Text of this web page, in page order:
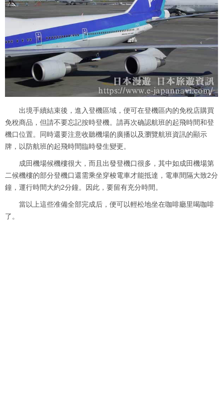
出境手續結束後，進入登機區域，便可在登機區內的免稅店購買
免稅商品，但請不要忘記按時登機。請再次确認航班的起飛時間和登
機口位置。同時還要注意收聽機場的廣播以及瀏覽航班資訊的顯示
牌，以防航班的起飛時間臨時發生變更。
成田機場候機樓很大，而且出發登機口很多，其中如成田機場第
二候機樓的部分登機口還需乘坐穿梭電車才能抵達，電車間隔大致2分
鐘，運行時間大約2分鐘。因此，要留有充分時間。
當以上這些准備全部完成后，便可以輕松地坐在咖啡廳里喝咖啡
了。